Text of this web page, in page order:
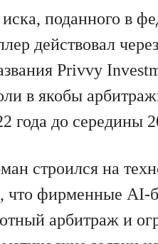
поданного в
действовал
Privvy
в якобы
года до середины
строился на
что фирменные AI-
арбитраж и